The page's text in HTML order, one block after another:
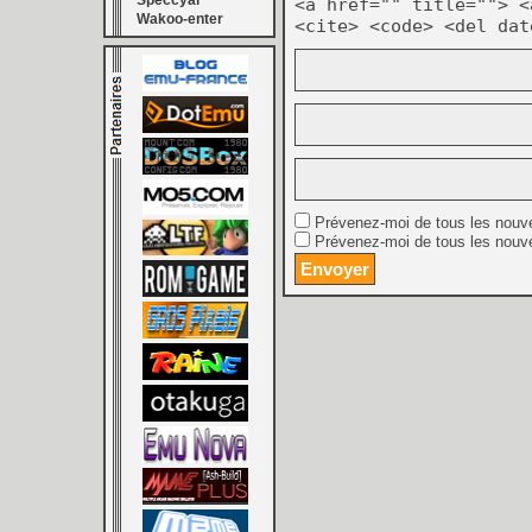
Wakoo-enter
<a href="" title="">
<cite> <code> <del
Prévenez-moi de tous les
Prévenez-moi de tous les